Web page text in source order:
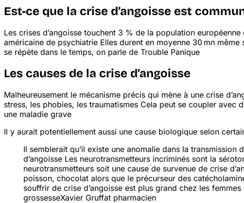
Est-ce que la crise d’angoisse est
Les crises d’angoisse touchent 3 % de la population européenne
américaine de psychiatrie Elles durent en moyenne 30 mn
se répète dans le temps, on parle de Trouble Panique
Les causes de la crise d’angoisse
Malheureusement le mécanisme précis qui mène à une crise
stress, les phobies, les traumatismes Cela peut se coupler avec
une maladie grave
Il y aurait potentiellement aussi une cause biologique selon
Il semblerait qu’il existe une anomalie dans la transmission
d’angoisse Les neurotransmetteurs incriminés sont la
neurotransmetteurs soit une cause de survenue de crise
poisson, chocolat alors que le précurseur des
souffrir de crise d’angoisse est plus grand chez les
grossesseXavier Gruffat pharmacien